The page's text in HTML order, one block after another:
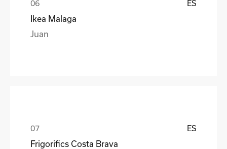
ES
Ikea Malaga
Juan
ES
Frigorifics Costa Brava